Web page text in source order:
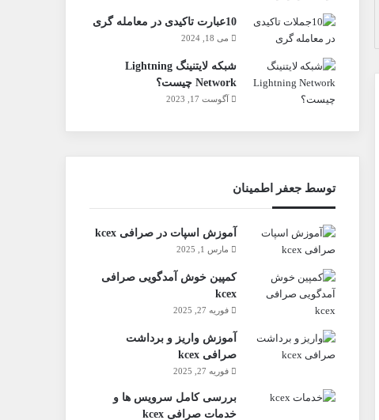
10عبارت تاکیدی در معامله گری
می 18, 2024
شبکه لایتنینگ Lightning
Network چیست؟
آگوست 17, 2023
توسط جعفر اطمینان
آموزش اسپات در صرافی kcex
مارس 1, 2025
کمپین خوش آمدگویی صرافی
kcex
فوریه 27, 2025
آموزش واریز و برداشت
صرافی kcex
فوریه 27, 2025
بررسی کامل سرویس ها و
خدمات صرافی kcex